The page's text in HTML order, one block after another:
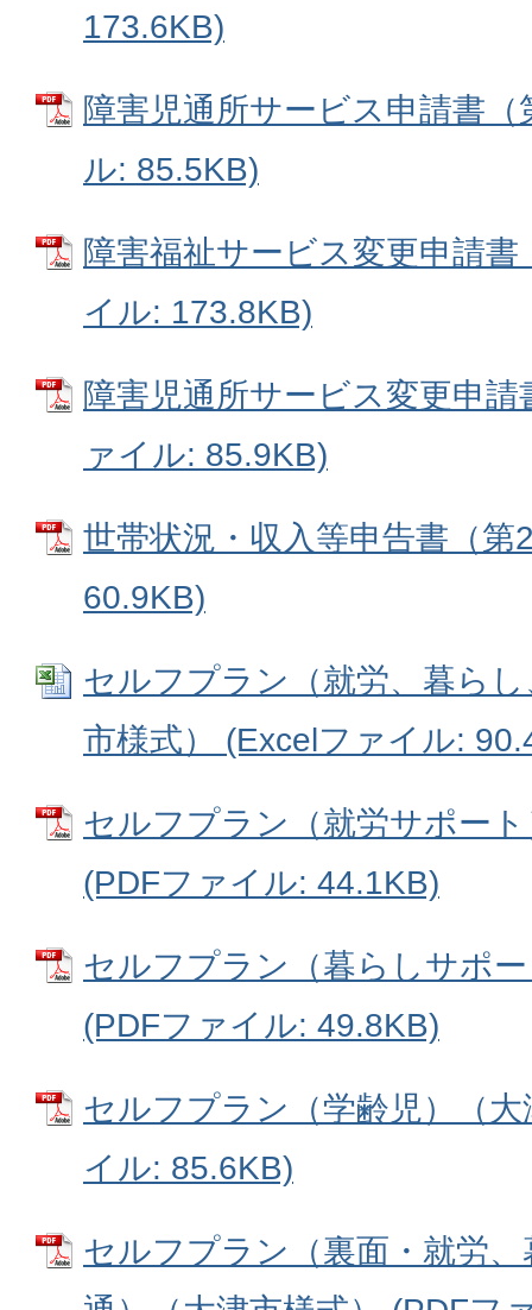
173.6KB)
障害児通所サービス申請書
ル: 85.5KB)
障害福祉サービス変更申請
イル: 173.8KB)
障害児通所サービス変更申
ァイル: 85.9KB)
世帯状況・収入等申告書（
60.9KB)
セルフプラン（就労、暮ら
市様式） (Excelファイル:
セルフプラン（就労サポー
(PDFファイル: 44.1KB)
セルフプラン（暮らしサポ
(PDFファイル: 49.8KB)
セルフプラン（学齢児）（
イル: 85.6KB)
セルフプラン（裏面・就労